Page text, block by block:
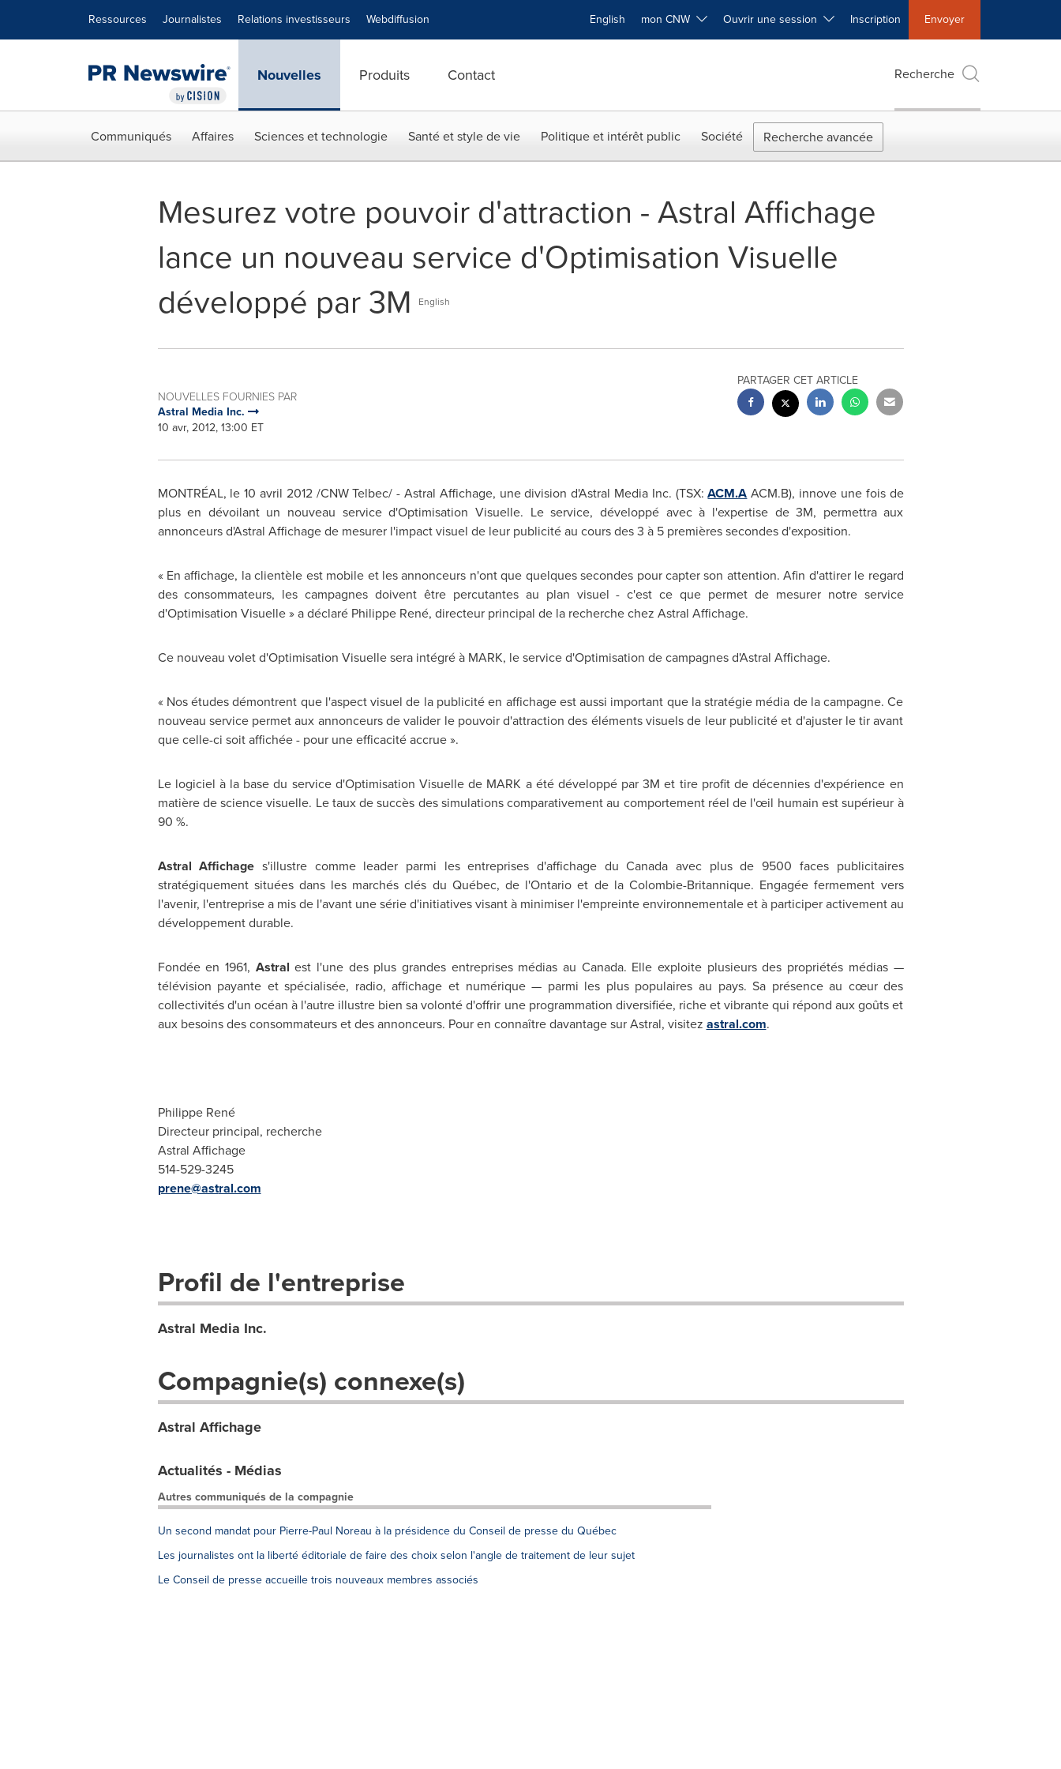
Ressources Journalistes Relations investisseurs Webdiffusion English mon CNW Ouvrir une session Inscription Envoyer
Nouvelles Produits Contact Recherche
Communiqués Affaires Sciences et technologie Santé et style de vie Politique et intérêt public Société Recherche avancée
Mesurez votre pouvoir d'attraction - Astral Affichage
lance un nouveau service d'Optimisation Visuelle
développé par 3M
English
NOUVELLES FOURNIES PAR
Astral Media Inc.
10 avr, 2012, 13:00 ET
PARTAGER CET ARTICLE
MONTRÉAL, le 10 avril 2012 /CNW Telbec/ - Astral Affichage, une division d'Astral Media Inc. (TSX:ACM.A ACM.B), innove une fois de
plus en dévoilant un nouveau service d'Optimisation Visuelle. Le service, développé avec à l'expertise de 3M, permettra aux
annonceurs d'Astral Affichage de mesurer l'impact visuel de leur publicité au cours des 3 à 5 premières secondes d'exposition.
« En affichage, la clientèle est mobile et les annonceurs n'ont que quelques secondes pour capter son attention. Afin d'attirer le regard
des consommateurs, les campagnes doivent être percutantes au plan visuel - c'est ce que permet de mesurer notre service
d'Optimisation Visuelle » a déclaré Philippe René, directeur principal de la recherche chez Astral Affichage.
Ce nouveau volet d'Optimisation Visuelle sera intégré à MARK, le service d'Optimisation de campagnes d'Astral Affichage.
« Nos études démontrent que l'aspect visuel de la publicité en affichage est aussi important que la stratégie média de la campagne. Ce
nouveau service permet aux annonceurs de valider le pouvoir d'attraction des éléments visuels de leur publicité et d'ajuster le tir avant
que celle-ci soit affichée - pour une efficacité accrue ».
Le logiciel à la base du service d'Optimisation Visuelle de MARK a été développé par 3M et tire profit de décennies d'expérience en
matière de science visuelle. Le taux de succès des simulations comparativement au comportement réel de l'œil humain est supérieur à
90 %.
Astral Affichage s'illustre comme leader parmi les entreprises d'affichage duCanada avec plus de 9500 faces publicitaires
stratégiquement situées dans les marchés clés du Québec, de l'Ontario et de la Colombie-Britannique. Engagée fermement vers
l'avenir, l'entreprise a mis de l'avant une série d'initiatives visant à minimiser l'empreinte environnementale et à participer activement au
développement durable.
Fondée en 1961, Astralest l'une des plus grandes entreprises médias au Canada. Elle exploite plusieurs des propriétés médias —
télévision payante et spécialisée, radio, affichage et numérique — parmi les plus populaires au pays. Sa présence au cœur des
collectivités d'un océan à l'autre illustre bien sa volonté d'offrir une programmation diversifiée, riche et vibrante qui répond aux goûts et
aux besoins des consommateurs et des annonceurs. Pour en connaître davantage sur Astral, visitez astral.com.
Philippe René
Directeur principal, recherche
Astral Affichage
514-529-3245
prene@astral.com
Profil de l'entreprise
Astral Media Inc.
Compagnie(s) connexe(s)
Astral Affichage
Actualités - Médias
Autres communiqués de la compagnie
Un second mandat pour Pierre-Paul Noreau à la présidence du Conseil de presse du Québec
Les journalistes ont la liberté éditoriale de faire des choix selon l'angle de traitement de leur sujet
Le Conseil de presse accueille trois nouveaux membres associés